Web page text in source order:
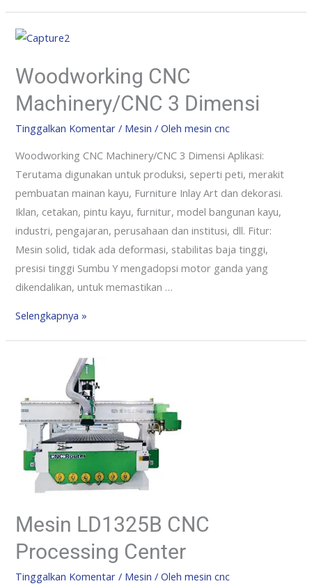
Woodworking CNC
Machinery/CNC 3 Dimensi
Tinggalkan Komentar / Mesin / Olehmesin cnc
Woodworking CNC Machinery/CNC 3 Dimensi Aplikasi:
Terutama digunakan untuk produksi, seperti peti, merakit
pembuatan mainan kayu, Furniture Inlay Art dan dekorasi.
Iklan, cetakan, pintu kayu, furnitur, model bangunan kayu,
industri, pengajaran, perusahaan dan institusi, dll. Fitur:
Mesin solid, tidak ada deformasi, stabilitas baja tinggi,
presisi tinggi Sumbu Y mengadopsi motor ganda yang
dikendalikan, untuk memastikan …
Selengkapnya »
Mesin LD1325B CNC
Processing Center
Tinggalkan Komentar / Mesin / Olehmesin cnc